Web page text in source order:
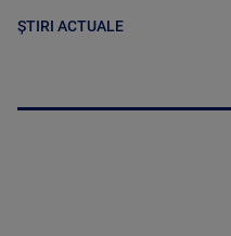
ȘTIRI ACTUALE